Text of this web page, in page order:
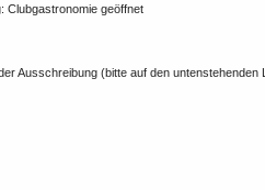
Clubgastronomie geöffnet
Ausschreibung (bitte auf den untenstehenden